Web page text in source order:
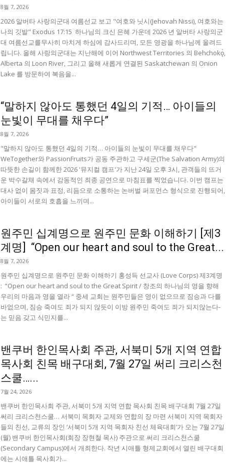
8월 7, 2026
2026 알버타 사랑의군대 여름선교 보고 "여호와 닛시(Jehovah Nissi), 여호와는
나의 깃발" Exodus 17:15 하나님의 크신 은혜 가운데 2026 년 알버타 사랑의군
대 여름선교를무사히 마치게 하심에 감사드리며, 모든 영광을 하나님께 올려드
립니다. 올해 사랑의군대는 지난해에 이어 Northwest Territories 의 Behchokǫ̀,
Alberta 의 Loon River, 그리고 올해 새롭게 연결된 Saskatchewan 의 Onion
Lake 를 방문하여 복음을...
“말하지 않아도 통했던 4일의 기적… 아이들의
눈빛이 무대를 채우다”
8월 7, 2026
"말하지 않아도 통했던 4일의 기적… 아이들의 눈빛이 무대를 채우다"
WeTogether와 PassionFruits가 공동 주관하고 구세군(The Salvation Army)의
따뜻한 손길이 함께한 2026 '뮤지컬 캠프'가 지난 24일 오후 3시, 관객들의 뜨거
운 박수갈채 속에서 감동적인 최종 공연으로 마침표를 찍었습니다. 이번 캠프는
대사 없이 몸짓과 표정, 리듬으로 소통하는 논버벌 퍼포먼스 형식으로 진행되어,
아이들이 서로의 호흡을 느끼며...
원주민 십계명으로 원주민 문화 이해하기 [제3
계명] “Open our heart and soul to the Great...
8월 7, 2026
원주민 십계명으로 원주민 문화 이해하기 홍성득 선교사 (Love Corps) 제3계명
: “Open our heart and soul to the Great Spirit / 창조의 하나님의 영을 향해
우리의 마음과 영을 열라 “ 중세 교회는 원주민들은 영이 없으므로 짐승과 다를
바없으며, 짐승 죽여도 죄가 되지 않듯이 이방 원주민 죽여도 죄가 되지않는다-
는 믿음 갖고 식민지를...
밴쿠버 한인목사회 주관, 서북미 5개 지역 연합
목사회 친목 배구대회, 7월 27일 써리 크리스천
스쿨…...
7월 24, 2026
밴쿠버 한인목사회 주관, 서북미 5개 지역 연합 목사회 친목 배구대회 7월 27일
써리 크리스천스쿨… 서북미 목회자 교제와 연합의 장 마련 서북미 지역 목회자
들의 친선, 교류의 장인 ‘서북미 5개 지역 목회자 친선 체육대회’가 오는 7월 27일
(월) 밴쿠버 한인목사회(회장 장현철 목사) 주관으로 써리 크리스천스쿨
(Secondary Campus)에서 개최한다. 작년 시애틀 형제교회에서 열린 배구대회
에는 시애틀 목사회가...